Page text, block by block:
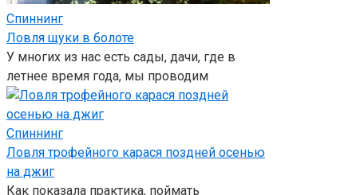
Спиннинг
Ловля щуки в болоте
У многих из нас есть сады, дачи, где в
летнее время года, мы проводим
Спиннинг
Ловля трофейного карася поздней осенью
на джиг
Как показала практика, поймать